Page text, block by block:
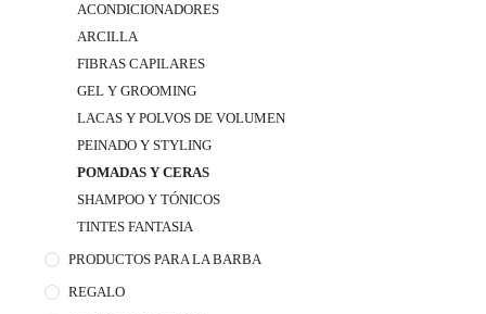
ACONDICIONADORES
ARCILLA
FIBRAS CAPILARES
GEL Y GROOMING
LACAS Y POLVOS DE VOLUMEN
PEINADO Y STYLING
POMADAS Y CERAS
SHAMPOO Y TÓNICOS
TINTES FANTASIA
PRODUCTOS PARA LA BARBA
REGALO